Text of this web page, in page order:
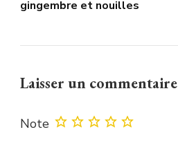
gingembre et nouilles
Laisser un commentaire
Note